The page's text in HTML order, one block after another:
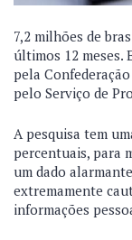
7,2 milhões de
últimos 12 meses.
pela
pelo Serviço de
A pesquisa tem
percentuais, para
um dado
extremamente
informações